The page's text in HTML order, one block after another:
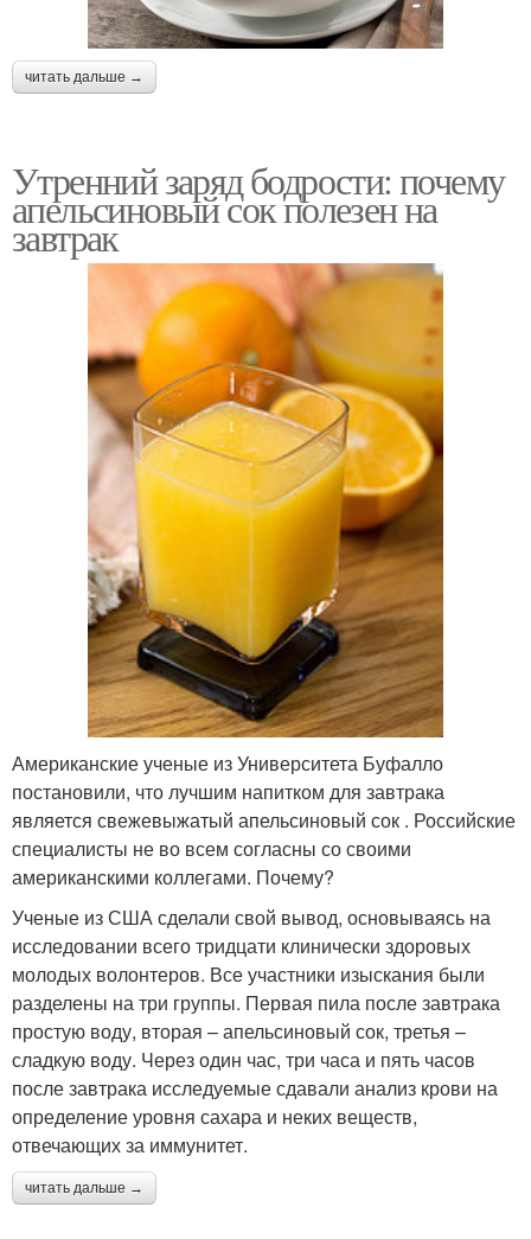
читать дальше →
Утренний заряд бодрости: почему
апельсиновый сок полезен на
завтрак
Американские ученые из Университета Буфалло
постановили, что лучшим напитком для завтрака
является свежевыжатый апельсиновый сок . Российские
специалисты не во всем согласны со своими
американскими коллегами. Почему?
Ученые из США сделали свой вывод, основываясь на
исследовании всего тридцати клинически здоровых
молодых волонтеров. Все участники изыскания были
разделены на три группы. Первая пила после завтрака
простую воду, вторая – апельсиновый сок, третья –
сладкую воду. Через один час, три часа и пять часов
после завтрака исследуемые сдавали анализ крови на
определение уровня сахара и неких веществ,
отвечающих за иммунитет.
читать дальше →